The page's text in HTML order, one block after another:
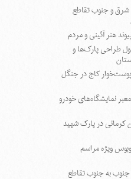
و جنوب تقاطع
هنر آئینی و مردم
طراحی پارک‌ها و
کاج در جنگل
نمایشگاه‌های خودرو
کرمانی در پارک شهید
اتوبوس ویژه مراسم
به جنوب تقاطع